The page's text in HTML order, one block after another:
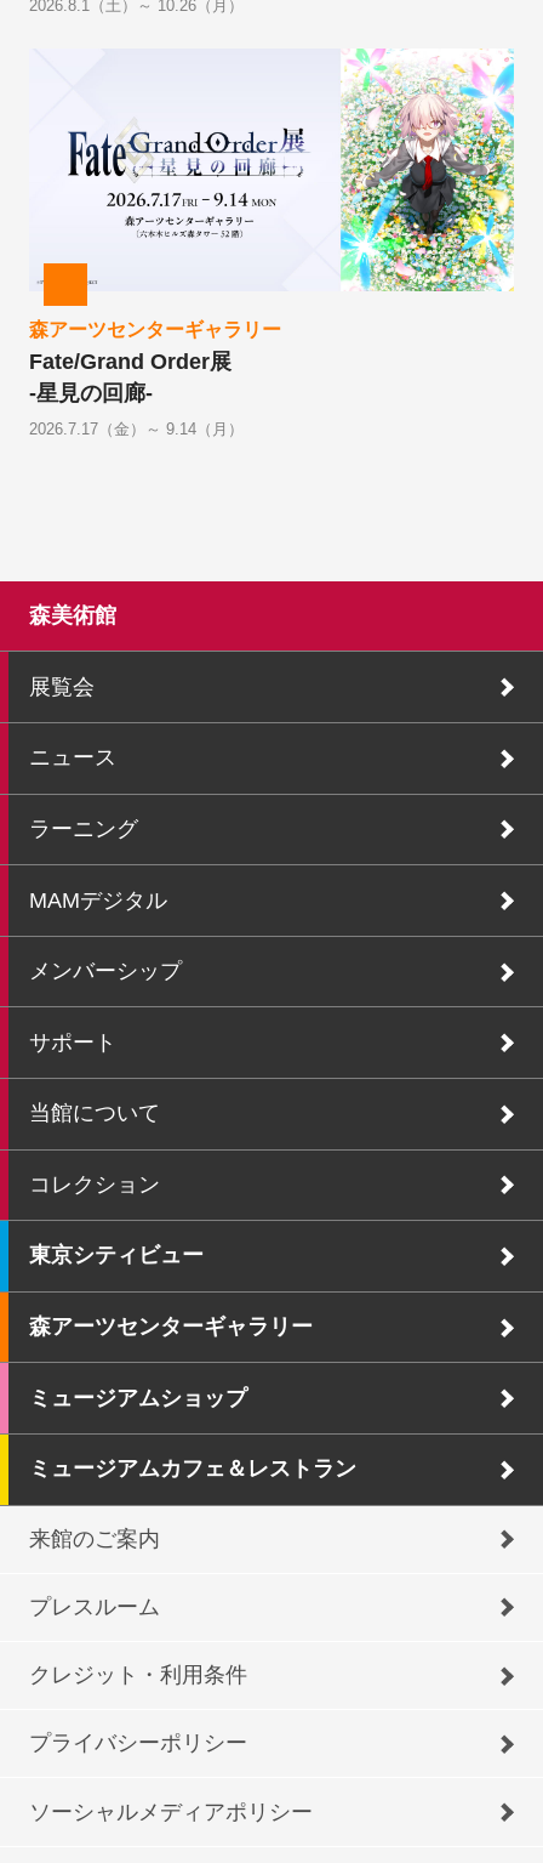
2026.8.1（土）～ 10.26（月）
森アーツセンターギャラリー
Fate/Grand Order展
-星見の回廊-
2026.7.17（金）～ 9.14（月）
森美術館
展覧会
ニュース
ラーニング
MAMデジタル
メンバーシップ
サポート
当館について
コレクション
東京シティビュー
森アーツセンターギャラリー
ミュージアムショップ
ミュージアムカフェ＆レストラン
来館のご案内
プレスルーム
クレジット・利用条件
プライバシーポリシー
ソーシャルメディアポリシー